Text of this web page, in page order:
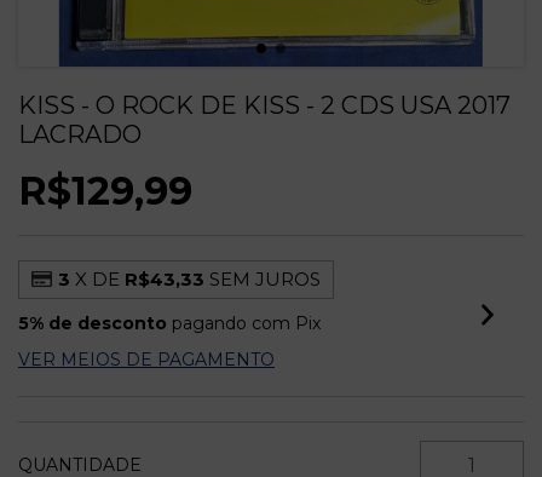
KISS - O ROCK DE KISS - 2 CDS USA 2017
LACRADO
R$129,99
3 X DE R$43,33 SEM JUROS
5% de desconto pagando com Pix
VER MEIOS DE PAGAMENTO
QUANTIDADE